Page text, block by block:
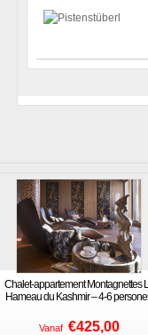
Chalet-appartement Montagnettes
Hameau du Kashmir – 4-6
Vanaf €425,00